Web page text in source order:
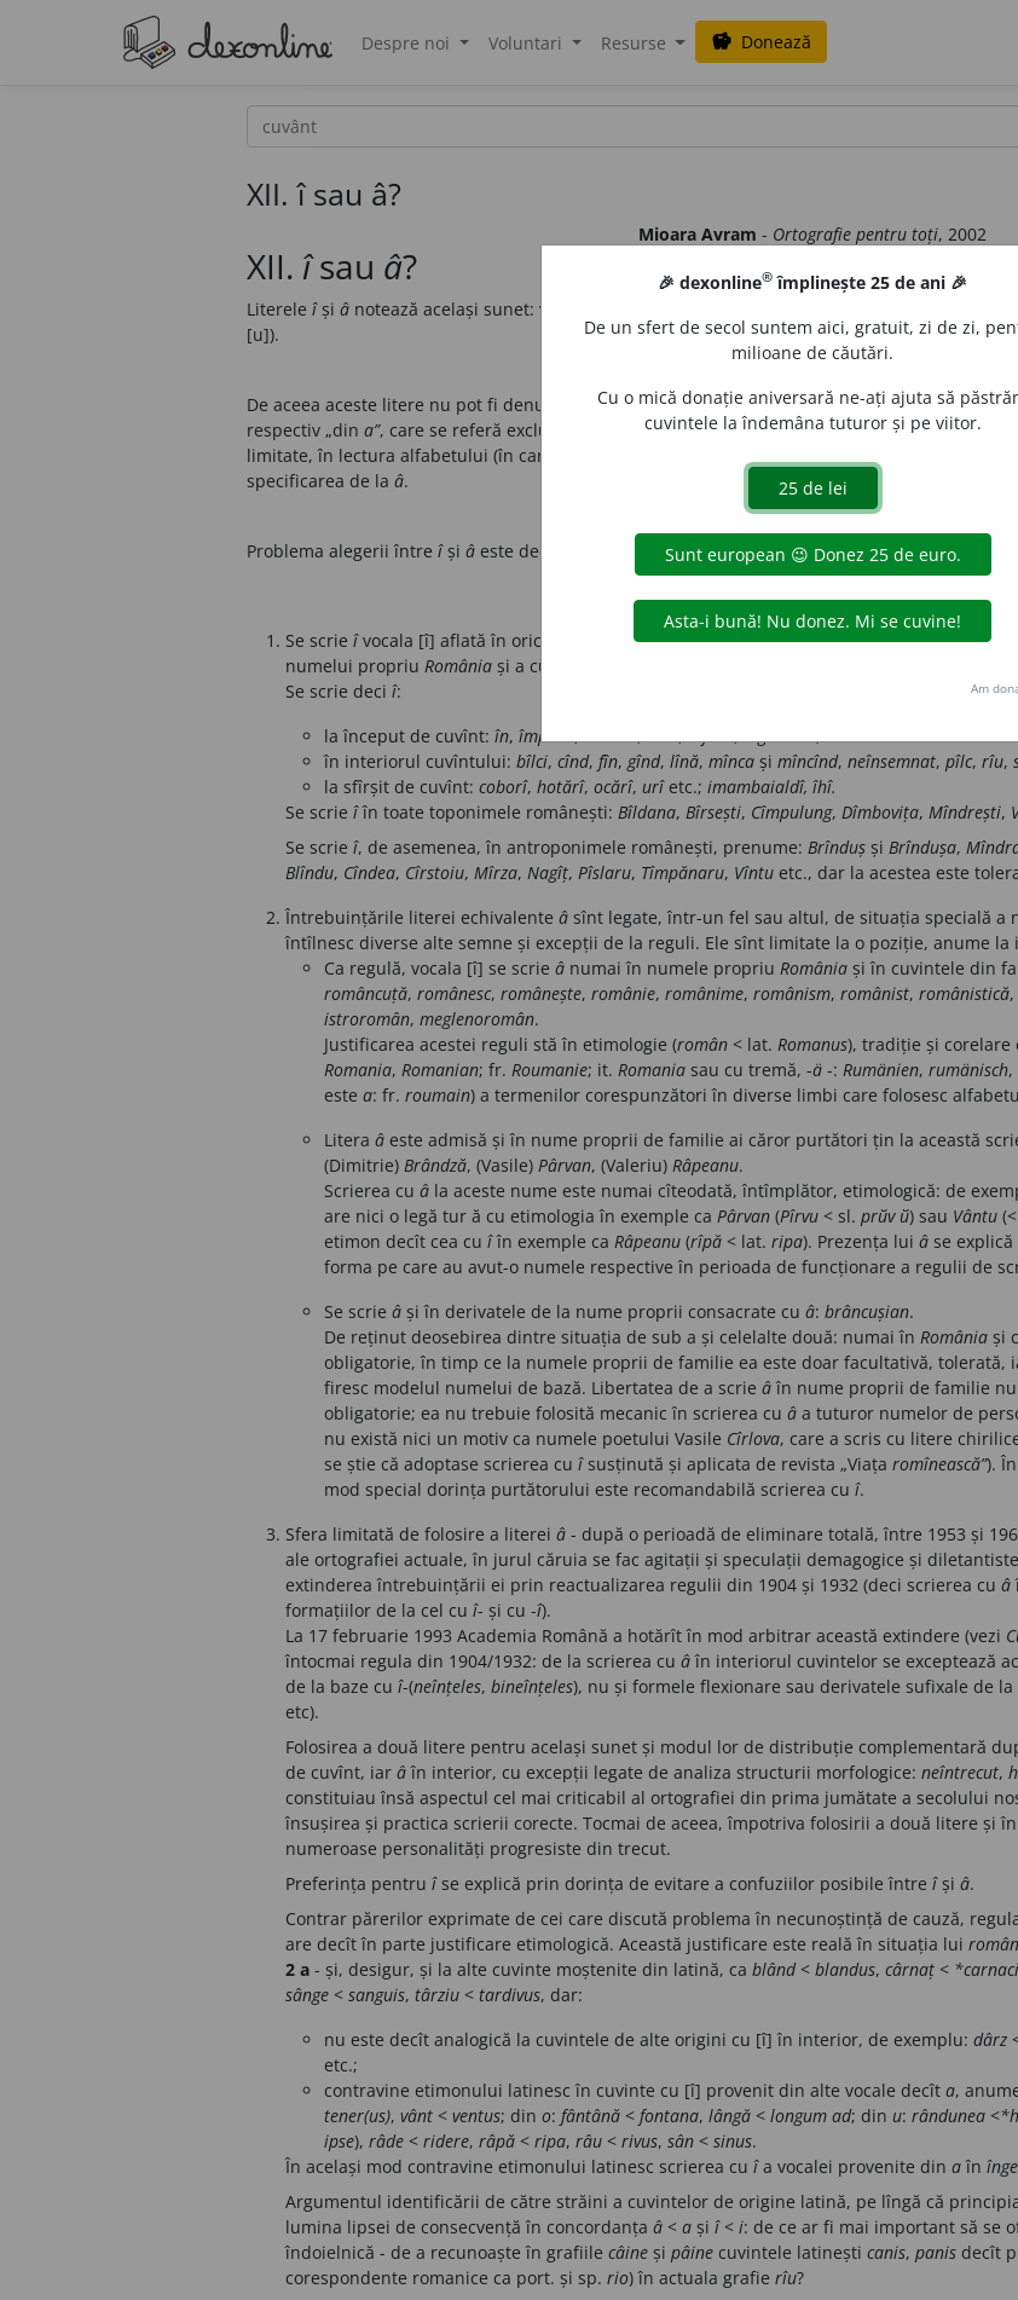
Despre noi Voluntari Resurse savings Donează
XII. î sau â?
Mioara Avram - Ortografie pentru toți, 2002
XII. îsau â?
Literele își â notează același sunet: vocala [î], centrală sau medială ca loc de articulare (din
[u]).
De aceea aceste litere nu pot fi denumite numai prin pronunțarea vocalei [î], ci este necesar
respectiv „din a”, care se referă exclusiv la proveniența literei, nu și a sunetului. Întrucîtîeste
limitate, în lectura alfabetului (în care
) se renunță la
specificarea de la â.
Problema alegerii între își â este deci pur ortografică, fără motivări sau consecințe ortoepice.
Se scrie îvocala [î] aflată în orice poziție în cuvînt și în orice fel de cuvinte, cu excepția
numelui propriu România și a cuvintelor din familia lui; vezi 2).
Se scrie deci î:
la început de cuvînt: în, împăca,înainte,încă,înflori,îngeretc.;
în interiorul cuvîntului: bîlci, cînd, fîn, gînd, lînă, mînca și mîncînd, neînsemnat, pîlc, rîu,
la sfîrșit de cuvînt: coborî, hotărî, ocărî, urîetc.; imambaialdî, îhî.
Se scrie îîn toate toponimele românești: Bîldana, Bîrsești, Cîmpulung, Dîmbovița, Mîndrești,
Se scrie î, de asemenea, în antroponimele românești, prenume: Brînduș și Brîndușa,
Blîndu, Cîndea, Cîrstoiu, Mîrza, Nagîț, Pîslaru, Tîmpănaru, Vîntu etc., dar la acestea este
Întrebuințările literei echivalente â sînt legate, într-un fel sau altul, de situația specială a
întîlnesc diverse alte semne și excepții de la reguli. Ele sînt limitate la o poziție, anume
Ca regulă, vocala [î] se scrie â numai în numele propriu România și în cuvintele din
româncuță, românesc, românește, românie, românime, românism, românist, românistică,
istroromân, meglenoromân.
Justificarea acestei reguli stă în etimologie (român < lat. Romanus), tradiție și corelare
Romania, Romanian; fr. Roumanie; it. Romania sau cu tremă, -ä -: Rumänien, rumänisch
este a: fr. roumain) a termenilor corespunzători în diverse limbi care folosesc
Litera â este admisă și în nume proprii de familie ai căror purtători țin la această
(Dimitrie) Brândză, (Vasile) Pârvan, (Valeriu) Râpeanu.
Scrierea cu â la aceste nume este numai cîteodată, întîmplător, etimologică: de
are nici o legă tur ă cu etimologia în exemple ca Pârvan (Pîrvu < sl. prйv й) sau Vântu
etimon decît cea cu îîn exemple ca Râpeanu (rîpă < lat. ripa). Prezența lui â se
forma pe care au avut-o numele respective în perioada de funcționare a regulii de
Se scrie â și în derivatele de la nume proprii consacrate cu â: brâncușian.
De reținut deosebirea dintre situația de sub a și celelalte două: numai în România și
obligatorie, în timp ce la numele proprii de familie ea este doar facultativă, tolerată,
firesc modelul numelui de bază. Libertatea de a scrie âîn nume proprii de familie
obligatorie; ea nu trebuie folosită mecanic în scrierea cu â a tuturor numelor de
nu există nici un motiv ca numele poetului Vasile Cîrlova, care a scris cu litere
se știe că adoptase scrierea cu îsusținută și aplicata de revista „Viața romînească”).
mod special dorința purtătorului este recomandabilă scrierea cu î.
Sfera limitată de folosire a literei â - după o perioadă de eliminare totală, între 1953 și
ale ortografiei actuale, în jurul căruia se fac agitații și speculații demagogice și
extinderea întrebuințării ei prin reactualizarea regulii din 1904 și 1932 (deci scrierea cu â
formațiilor de la cel cu î- și cu -î).
La 17 februarie 1993 Academia Română a hotărît în mod arbitrar această extindere (vezi
întocmai regula din 1904/1932: de la scrierea cu âîn interiorul cuvintelor se exceptează
de la baze cu î-(neînțeles, bineînțeles), nu și formele flexionare sau derivatele sufixale de la
etc).
Folosirea a două litere pentru același sunet și modul lor de distribuție complementară
de cuvînt, iar âîn interior, cu excepții legate de analiza structurii morfologice: neîntrecut,
constituiau însă aspectul cel mai criticabil al ortografiei din prima jumătate a secolului
însușirea și practica scrierii corecte. Tocmai de aceea, împotriva folosirii a două litere și
numeroase personalități progresiste din trecut.
Preferința pentru îse explică prin dorința de evitare a confuziilor posibile între își â.
Contrar părerilor exprimate de cei care discută problema în necunoștință de cauză,
are decît în parte justificare etimologică. Această justificare este reală în situația lui român
2 a - și, desigur, și la alte cuvinte moștenite din latină, ca blând< blandus, cârnaț <
sânge < sanguis, târziu < tardivus, dar:
nu este decît analogică la cuvintele de alte origini cu [î] în interior, de exemplu: dârz
etc.;
contravine etimonului latinesc în cuvinte cu [î] provenit din alte vocale decît a,
tener(us), vânt < ventus; din o: fântână < fontana, lângă < longum ad; din u: rândunea <
ipse), râde < ridere, râpă < ripa, râu < rivus, sân < sinus.
În același mod contravine etimonului latinesc scrierea cu îa vocalei provenite din aîn
Argumentul identificării de către străini a cuvintelor de origine latină, pe lîngă că
lumina lipsei de consecvență în concordanța â < a și î< i: de ce ar fi mai important să se
îndoielnică - de a recunoaște în grafiile câine și pâine cuvintele latinești canis, panis decît
corespondente romanice ca port. și sp. rio) în actuala grafie rîu?
🎉 dexonline® împlinește 25 de ani 🎉
De un sfert de secol suntem aici, gratuit, zi de zi,
milioane de căutări.
Cu o mică donație aniversară ne-ați ajuta să
cuvintele la îndemâna tuturor și pe viitor.
Am